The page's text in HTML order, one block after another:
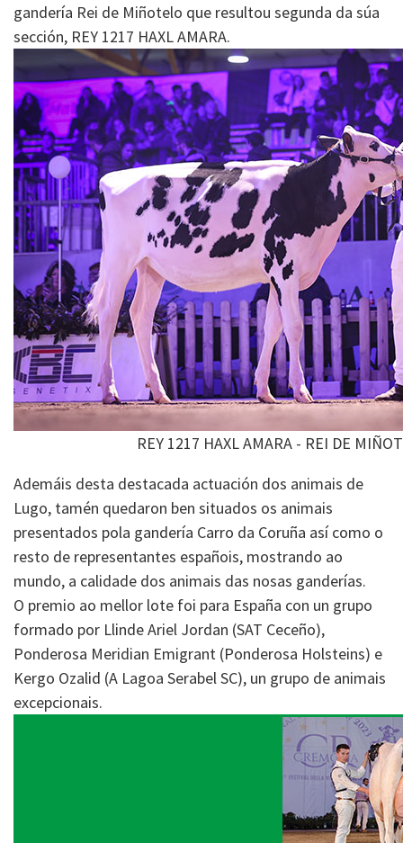
gandería Rei de Miñotelo que resultou segunda da súa
sección, REY 1217 HAXL AMARA.
REY 1217 HAXL AMARA - REI DE
Ademáis desta destacada actuación dos animais de
Lugo, tamén quedaron ben situados os animais
presentados pola gandería Carro da Coruña así como o
resto de representantes españois, mostrando ao
mundo, a calidade dos animais das nosas ganderías.
O premio ao mellor lote foi para España con un grupo
formado por Llinde Ariel Jordan (SAT Ceceño),
Ponderosa Meridian Emigrant (Ponderosa Holsteins) e
Kergo Ozalid (A Lagoa Serabel SC), un grupo de animais
excepcionais.